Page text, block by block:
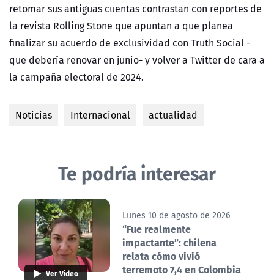
retomar sus antiguas cuentas contrastan con reportes de
la revista Rolling Stone que apuntan a que planea
finalizar su acuerdo de exclusividad con Truth Social -
que debería renovar en junio- y volver a Twitter de cara a
la campaña electoral de 2024.
Noticias Internacional actualidad
Te podría interesar
Ver Video
Lunes 10 de agosto de 2026
“Fue realmente
impactante”: chilena
relata cómo vivió
terremoto 7,4 en Colombia